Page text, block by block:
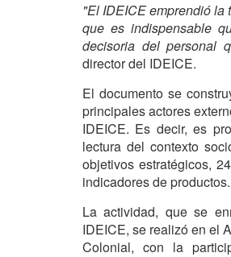
"El IDEICE emprendió la
que es indispensable
decisoria del personal
director del IDEICE.
El documento se
principales actores
IDEICE. Es decir, es
lectura del contexto
objetivos estratégicos,
indicadores de productos.
La actividad, que se
IDEICE, se realizó en el
Colonial, con la